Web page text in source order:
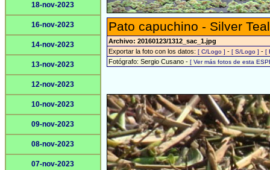
18-nov-2023
16-nov-2023
14-nov-2023
13-nov-2023
12-nov-2023
10-nov-2023
09-nov-2023
08-nov-2023
07-nov-2023
Pato capuchino - Silver
Archivo: 20160123/1312_sac_1.jpg
Exportar la foto con los datos: [ C/Logo ] - [ S/Logo ] - [
Fotógrafo: Sergio Cusano - [ Ver más fotos de esta